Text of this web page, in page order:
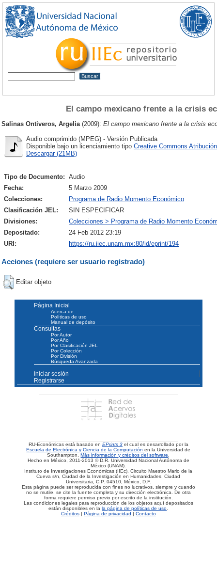
El campo mexicano frente a la crisis
Salinas Ontiveros, Argelia (2009): El campo mexicano frente a la crisis
Audio comprimido (MPEG) - Versión Publicada
Disponible bajo un licenciamiento tipo Creative Commons
Descargar (21MB)
Tipo de Documento: Audio
Fecha:
5 Marzo 2009
Colecciones:
Programa de Radio Momento Económico
Clasificación JEL:
SIN ESPECIFICAR
Divisiones:
Colecciones > Programa de Radio Momento
Depositado:
24 Feb 2012 23:19
URI:
https://ru.iiec.unam.mx:80/id/eprint/194
Acciones (requiere ser usuario registrado)
Editar objeto
Página Inicial
Acerca de
Políticas de uso
Manual de depósito
Consultas
Por Autor
Por Año
Por Clasificación JEL
Por Colección
Por División
Búsqueda Avanzada
Iniciar sesión
Registrarse
RU-Económicas está basado en EPrints 3 el cual es desarrollado por la
Escuela de Electrónica y Ciencia de la Computaciónen la Universidad de
Southampton.Más información y créditos del software.
Hecho en México, 2011-2013 © D.R. Universidad Nacional Autónoma de
México (UNAM).
Instituto de Investigaciones Económicas (IIEc). Circuito Maestro Mario de la
Cueva s/n, Ciudad de la Investigación en Humanidades, Ciudad
Universitaria, C.P. 04510, México, D.F.
Esta página puede ser reproducida con fines no lucrativos, siempre y cuando
no se mutile, se cite la fuente completa y su dirección electrónica. De otra
forma requiere permiso previo por escrito de la institución.
Las condiciones legales para reproducción de los objetos aquí depositados
están disponibles en lala página de políticas de uso.
Créditos| Página de privacidad | Contacto